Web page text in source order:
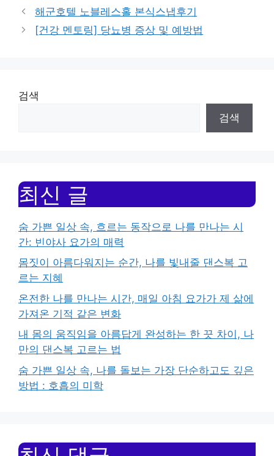
해군호텔 노블레스홀 본식스냅후기
[건강 멘토링] 당뇨병 증상 및 예방법
검색
검색
최신 글
숨 가쁜 일상 속, 흐르는 동작으로 나를 만나는 시
간: 빈야사 요가의 매력
몸짓이 아름다워지는 순간, 나를 빛내줄 댄스복 고
르는 지혜
온전한 나를 만나는 시간, 매일 아침 요가가 제 삶에
가져온 기적 같은 변화
내 몸의 움직임을 아름답게 완성하는 한 끗 차이, 나
만의 댄스복 고르는 법
숨 가쁜 일상 속, 나를 돌보는 가장 단순하고도 깊은
방법 : 호흡의 미학